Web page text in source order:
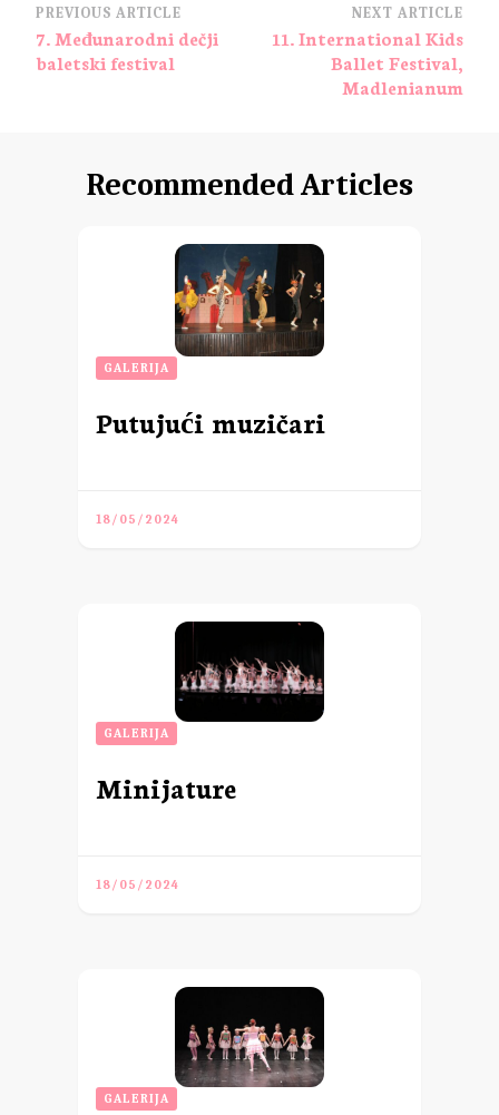
PREVIOUS ARTICLE
7. Međunarodni dečji
baletski festival
NEXT ARTICLE
11. International Kids
Ballet Festival,
Madlenianum
Recommended Articles
GALERIJA
Putujući muzičari
18/05/2024
GALERIJA
Minijature
18/05/2024
GALERIJA